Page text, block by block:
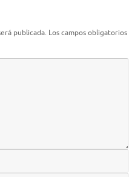
publicada. Los campos obligatorios